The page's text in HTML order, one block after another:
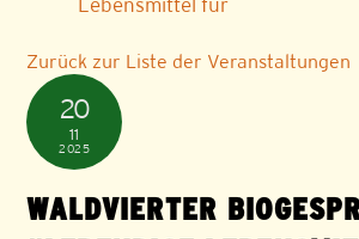
Lebensmittel für
Zurück zur Liste der Veranstaltungen
20
11
2025
WALDVIERTER